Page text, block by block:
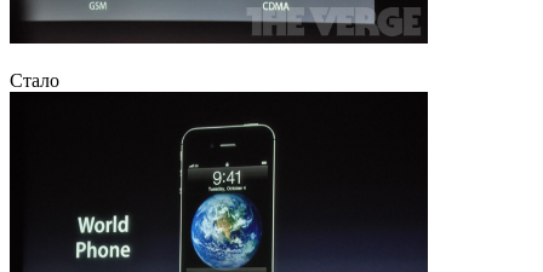
Стало